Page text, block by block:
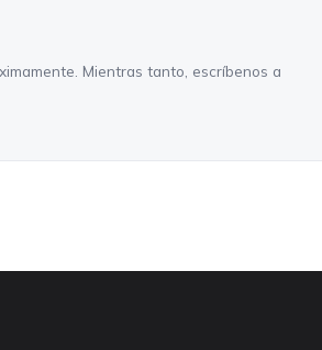
Mientras tanto, escríbenos a